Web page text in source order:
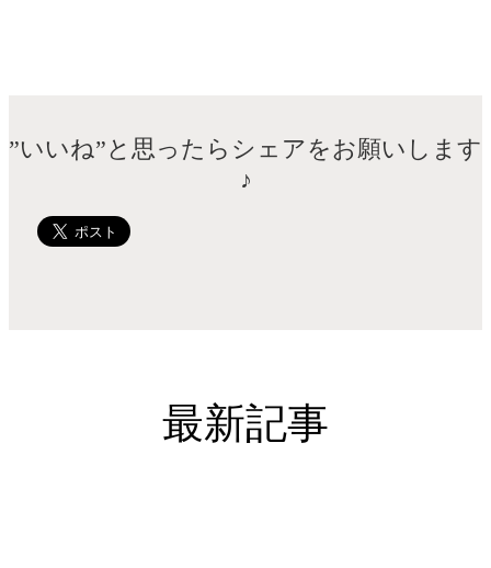
”いいね”と思ったらシェアをお願いします
♪
最新記事